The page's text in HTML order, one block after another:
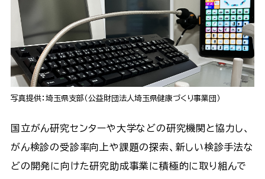
写真提供：埼玉県支部（公益財団法人埼玉県健康づくり事業団）
国立がん研究センターや大学などの研究機関と協力し、
がん検診の受診率向上や課題の探索、新しい検診手法な
どの開発に向けた研究助成事業に積極的に取り組んで